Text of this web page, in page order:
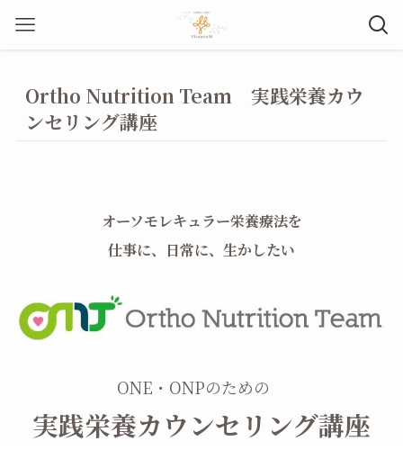
Ortho Nutrition Team 実践栄養カウ
ンセリング講座
オーソモレキュラー栄養療法を
仕事に、日常に、生かしたい
ONE・ONPのための
実践栄養カウンセリング講座